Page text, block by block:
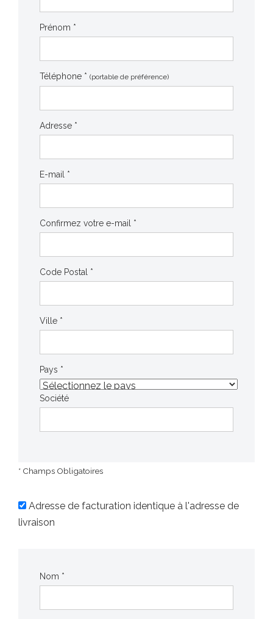
Prénom *
Téléphone * (portable de préférence)
Adresse *
E-mail *
Confirmez votre e-mail *
Code Postal *
Ville *
Pays *
Société
* Champs Obligatoires
Adresse de facturation identique à l'adresse de
livraison
Nom *